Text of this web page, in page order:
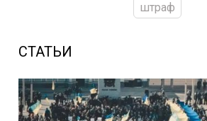
штраф
СТАТЬИ